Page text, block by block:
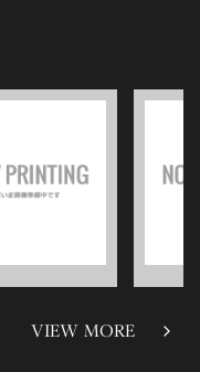
VIEW MORE